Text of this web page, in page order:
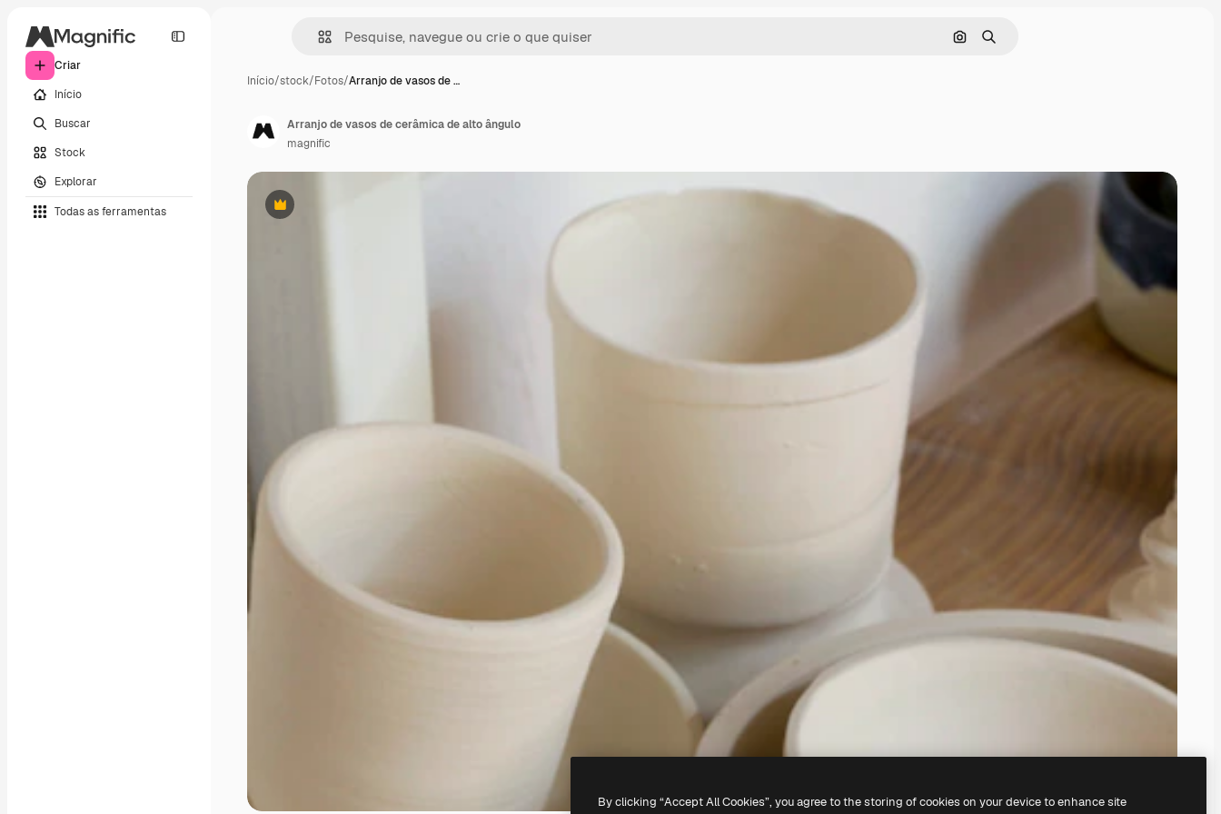
Criar
Início
Buscar
Stock
Explorar
Todas as ferramentas
Pesquisar por imagem
Buscar
Início/stock/Fotos/Arranjo de vasos de …
Premium
Arranjo de vasos de cerâmica de alto ângulo
magnific
By clicking “Accept All Cookies”, you agree to the storing of cookies on your device to enhance site